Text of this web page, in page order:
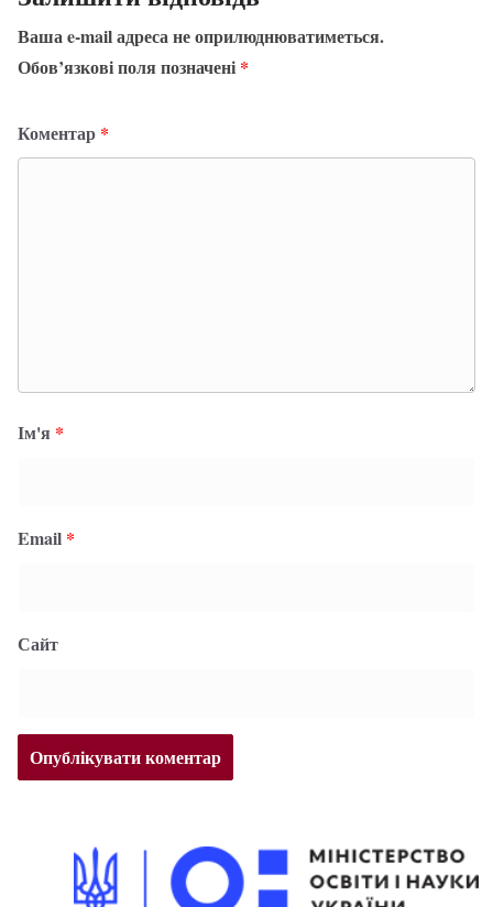
Ваша e-mail адреса не оприлюднюватиметься.
Обов’язкові поля позначені *
Коментар *
Ім'я *
Email *
Сайт